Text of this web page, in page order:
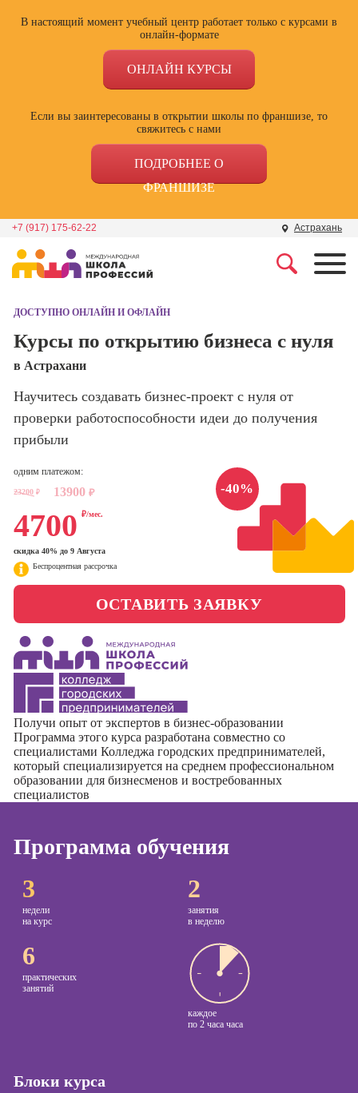
В настоящий момент учебный центр работает только с курсами в
онлайн-формате
ОНЛАЙН КУРСЫ
Если вы заинтересованы в открытии школы по франшизе, то
свяжитесь с нами
ПОДРОБНЕЕ О
ФРАНШИЗЕ
+7 (917) 175-62-22 Астрахань
Школа дизайна
программирования
Школа психологии
Школа актерского
управления
Школа медиа
Школа рисования
Онлайн-обучение
поисковой
продвижение
сайтов)
маркетолог
Профессия
Менеджер по
маркетингу в
социальных
сетях (SMM-
менеджер)
Курсы
копирайтинга
Курсы по
созданию
ДОСТУПНО ОНЛАЙН И ОФЛАЙН
Курсы по открытию бизнеса с нуля
в Астрахани
Научитесь создавать бизнес-проект с нуля от
проверки работоспособности идеи до получения
прибыли
-40%
одним платежом:
23200 ₽ 13900 ₽
4700 ₽/мес.
скидка 40% до 9 Августа
Беспроцентная рассрочка
ОСТАВИТЬ ЗАЯВКУ
Получи опыт от экспертов в бизнес-образовании
Программа этого курса разработана совместно со
специалистами Колледжа городских предпринимателей,
который специализируется на среднем профессиональном
образовании для бизнесменов и востребованных
специалистов
Программа обучения
3
недели
на курс
2
занятия
в неделю
6
практических
занятий
каждое
по 2 часа часа
Блоки курса